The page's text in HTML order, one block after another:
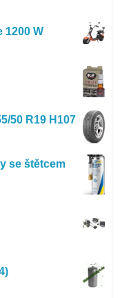
1200 W
50 R19 H107
se štětcem